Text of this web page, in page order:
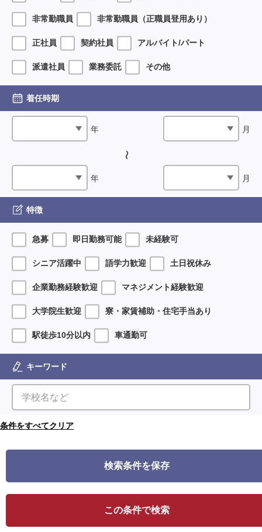
非常勤職員 非常勤職員（正職員登用あり）
正社員 契約社員 アルバイト/パート
派遣社員 業務委託 その他
着任時期
年 月
年 月
特徴
急募 即日勤務可能 未経験可
シニア活躍中 語学力歓迎 土日祝休み
企業勤務経験歓迎 マネジメント経験歓迎
大学院生歓迎 寮・家賃補助・住宅手当あり
駅徒歩10分以内 車通勤可
キーワード
検索条件を保存
この条件で検索